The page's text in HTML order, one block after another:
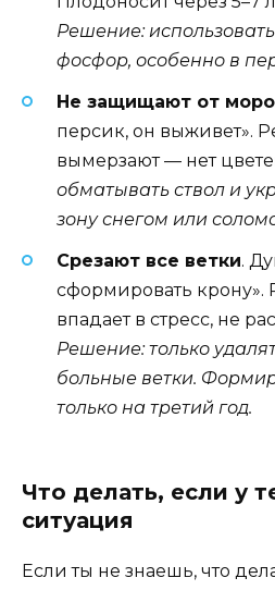
Решение:
фосфор, особенно в
Не защищают от
персик, он выживет».
вымерзают — нет
обматывать ствол и
зону снегом или
Срезают все ветки.
сформировать крону».
впадает в стресс, не
Решение: только
больные ветки.
только на третий год.
Что делать, если у
ситуация
Если ты не знаешь, что